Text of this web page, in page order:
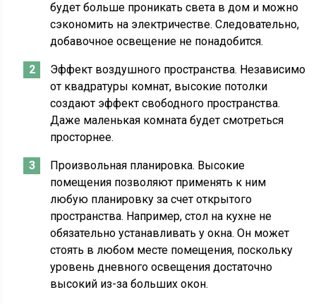
будет больше проникать света в дом и можно
сэкономить на электричестве. Следовательно,
добавочное освещение не понадобится.
Эффект воздушного пространства. Независимо
от квадратуры комнат, высокие потолки
создают эффект свободного пространства.
Даже маленькая комната будет смотреться
просторнее.
Произвольная планировка. Высокие
помещения позволяют применять к ним
любую планировку за счет открытого
пространства. Например, стол на кухне не
обязательно устанавливать у окна. Он может
стоять в любом месте помещения, поскольку
уровень дневного освещения достаточно
высокий из-за больших окон.